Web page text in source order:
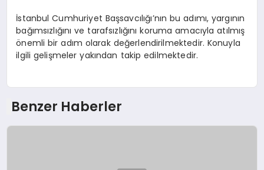
İstanbul Cumhuriyet Başsavcılığı’nın bu adımı, yargının
bağımsızlığını ve tarafsızlığını koruma amacıyla atılmış
önemli bir adım olarak değerlendirilmektedir. Konuyla
ilgili gelişmeler yakından takip edilmektedir.
Benzer Haberler